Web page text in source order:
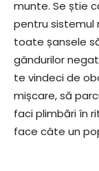
munte. Se știe
pentru sistemul
toate șansele
gândurilor
te vindeci de
mișcare, să
faci plimbări în
face câte un